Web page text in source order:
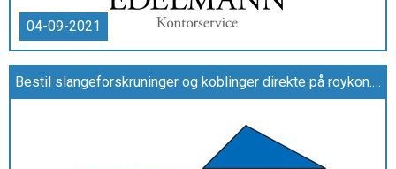
04-09-2021
Bestil slangeforskruninger og koblinger direkte på roykon.dk